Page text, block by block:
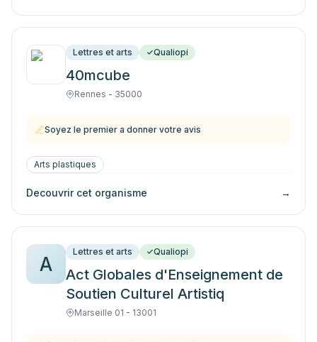
Lettres et arts Qualiopi
40mcube
Rennes - 35000
Soyez le premier a donner votre avis
Arts plastiques
Decouvrir cet organisme →
A
Lettres et arts Qualiopi
Act Globales d'Enseignement de
Soutien Culturel Artistiq
Marseille 01 - 13001